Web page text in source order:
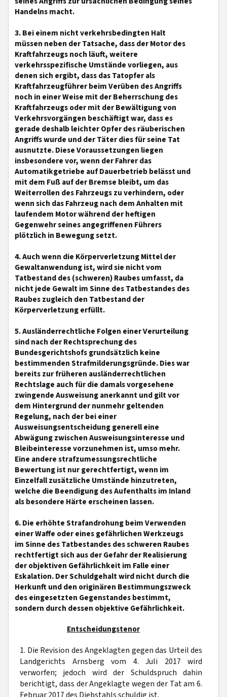
Handelns macht.
3. Bei einem nicht verkehrsbedingten Halt
müssen neben der Tatsache, dass der Motor des
Kraftfahrzeugs noch läuft, weitere
verkehrsspezifische Umstände vorliegen, aus
denen sich ergibt, dass das Tatopfer als
Kraftfahrzeugführer beim Verüben des Angriffs
noch in einer Weise mit der Beherrschung des
Kraftfahrzeugs oder mit der Bewältigung von
Verkehrsvorgängen beschäftigt war, dass es
gerade deshalb leichter Opfer des räuberischen
Angriffs wurde und der Täter dies für seine Tat
ausnutzte. Diese Voraussetzungen liegen
insbesondere vor, wenn der Fahrer das
Automatikgetriebe auf Dauerbetrieb belässt und
mit dem Fuß auf der Bremse bleibt, um das
Weiterrollen des Fahrzeugs zu verhindern, oder
wenn sich das Fahrzeug nach dem Anhalten mit
laufendem Motor während der heftigen
Gegenwehr seines angegriffenen Führers
plötzlich in Bewegung setzt.
4. Auch wenn die Körperverletzung Mittel der
Gewaltanwendung ist, wird sie nicht vom
Tatbestand des (schweren) Raubes umfasst, da
nicht jede Gewalt im Sinne des Tatbestandes des
Raubes zugleich den Tatbestand der
Körperverletzung erfüllt.
5. Ausländerrechtliche Folgen einer Verurteilung
sind nach der Rechtsprechung des
Bundesgerichtshofs grundsätzlich keine
bestimmenden Strafmilderungsgründe. Dies war
bereits zur früheren ausländerrechtlichen
Rechtslage auch für die damals vorgesehene
zwingende Ausweisung anerkannt und gilt vor
dem Hintergrund der nunmehr geltenden
Regelung, nach der bei einer
Ausweisungsentscheidung generell eine
Abwägung zwischen Ausweisungsinteresse und
Bleibeinteresse vorzunehmen ist, umso mehr.
Eine andere strafzumessungsrechtliche
Bewertung ist nur gerechtfertigt, wenn im
Einzelfall zusätzliche Umstände hinzutreten,
welche die Beendigung des Aufenthalts im Inland
als besondere Härte erscheinen lassen.
6. Die erhöhte Strafandrohung beim Verwenden
einer Waffe oder eines gefährlichen Werkzeugs
im Sinne des Tatbestandes des schweren Raubes
rechtfertigt sich aus der Gefahr der Realisierung
der objektiven Gefährlichkeit im Falle einer
Eskalation. Der Schuldgehalt wird nicht durch die
Herkunft und den originären Bestimmungszweck
des eingesetzten Gegenstandes bestimmt,
sondern durch dessen objektive Gefährlichkeit.
Entscheidungstenor
1. Die Revision des Angeklagten gegen das Urteil des
Landgerichts Arnsberg vom 4. Juli 2017 wird
verworfen; jedoch wird der Schuldspruch dahin
berichtigt, dass der Angeklagte wegen der Tat am 6.